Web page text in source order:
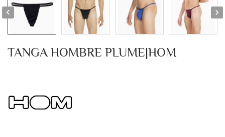
 
TANGA HOMBRE PLUME|HOM